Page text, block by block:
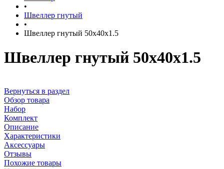
•
Швеллер гнутый
•
Швеллер гнутый 50х40х1.5
Швеллер гнутый 50х40х1.5
Вернуться в раздел
Обзор товара
Набор
Комплект
Описание
Характеристики
Аксессуары
Отзывы
Похожие товары